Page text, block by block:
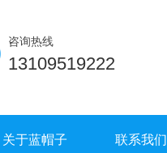
咨询热线
13109519222
关于蓝帽子 联系我们